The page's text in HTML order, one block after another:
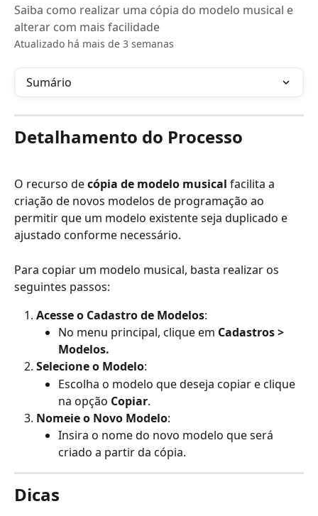
Saiba como realizar uma cópia do modelo musical e
alterar com mais facilidade
Atualizado há mais de 3 semanas
Sumário
Detalhamento do Processo
O recurso de cópia de modelo musical facilita a
criação de novos modelos de programação ao
permitir que um modelo existente seja duplicado e
ajustado conforme necessário.
Para copiar um modelo musical, basta realizar os
seguintes passos:
Acesse o Cadastro de Modelos:
No menu principal, clique em Cadastros >
Modelos.
Selecione o Modelo:
Escolha o modelo que deseja copiar e clique
na opção Copiar.
Nomeie o Novo Modelo:
Insira o nome do novo modelo que será
criado a partir da cópia.
Dicas